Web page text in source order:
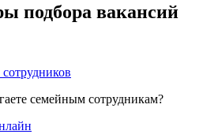
подбора вакансий
семейным сотрудникам?